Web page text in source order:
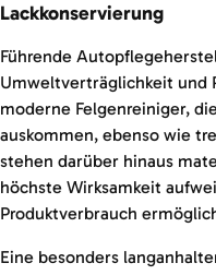
Lackkonservierung
Führende
Umweltverträglichkeit und
moderne Felgenreiniger,
auskommen, ebenso wie
stehen darüber hinaus
höchste Wirksamkeit
Produktverbrauch
Eine besonders